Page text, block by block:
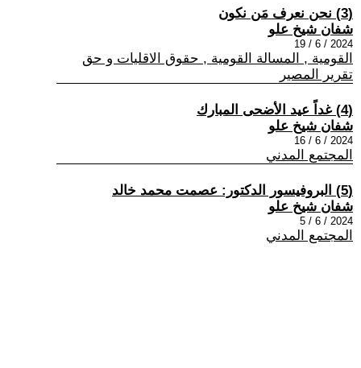
(3) نحن نعرف مَن نكون
شفان شيخ علو
2024 / 6 / 19
القومية , المسالة القومية , حقوق الاقليات و حق
تقرير المصير
(4) غداً عيد الأضحى المبارك
شفان شيخ علو
2024 / 6 / 16
المجتمع المدني
(5) البروفيسور الدكتور: عصمت محمد خالد
شفان شيخ علو
2024 / 6 / 5
المجتمع المدني